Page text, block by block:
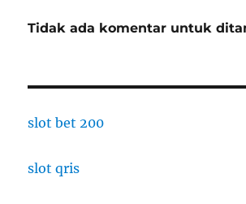
Tidak ada komentar untuk
slot bet 200
slot qris